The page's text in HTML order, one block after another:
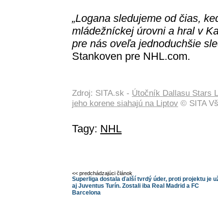
„Logana sledujeme od čias,
mládežníckej úrovni a hral v
pre nás oveľa jednoduchšie
Stankoven pre NHL.com.
Zdroj: SITA.sk - Útočník Dallasu Stars
jeho korene siahajú na Liptov © SITA
Tagy: NHL
<< predchádzajúci článok
Superliga dostala ďalší tvrdý úder, proti projektu je
aj Juventus Turín. Zostali iba Real Madrid a FC
Barcelona